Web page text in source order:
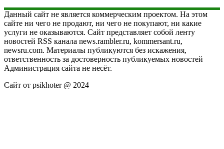
Данный сайт не является коммерческим проектом. На этом
сайте ни чего не продают, ни чего не покупают, ни какие
услуги не оказываются. Сайт представляет собой ленту
новостей RSS канала news.rambler.ru, kommersant.ru,
newsru.com. Материалы публикуются без искажения,
ответственность за достоверность публикуемых новостей
Администрация сайта не несёт.
Сайт от psikhoter @ 2024